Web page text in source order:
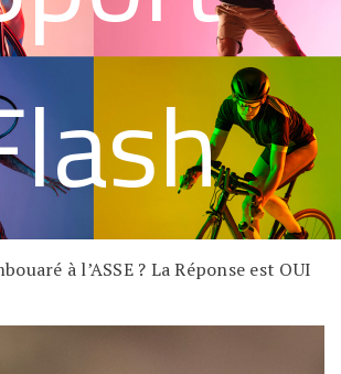
à l’ASSE ? La Réponse est OUI